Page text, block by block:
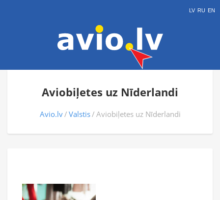
LV RU EN
Aviobiļetes uz Nīderlandi
Avio.lv Valstis Aviobiļetes uz Nīderlandi